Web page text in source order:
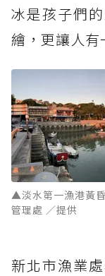
冰是孩子們
繪，更讓人有
▲淡水第一漁港黃
管理處 ／提供
新北市漁業